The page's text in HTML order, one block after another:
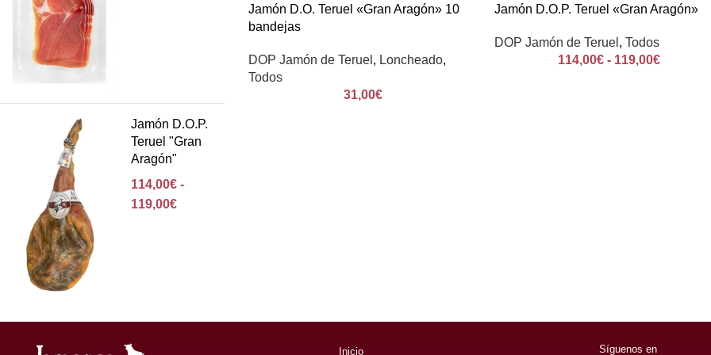
Jamón D.O.P.
Teruel "Gran
Aragón"
114,00€ -
119,00€
Jamón D.O. Teruel «Gran Aragón» 10
bandejas
DOP Jamón de Teruel , Loncheado,
Todos
31,00€
Jamón D.O.P. Teruel «Gran Aragón»
DOP Jamón de Teruel , Todos
114,00€ - 119,00€
Inicio Síguenos en